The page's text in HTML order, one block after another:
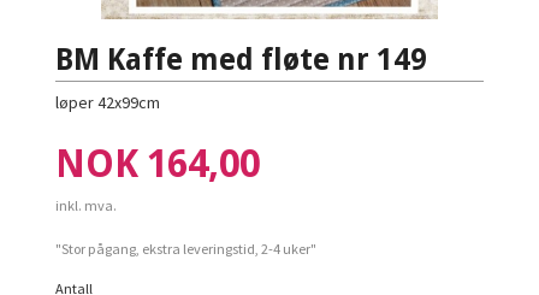
BM Kaffe med fløte nr 149
løper 42x99cm
Pris
NOK 164,00
inkl. mva.
"Stor pågang, ekstra leveringstid, 2-4 uker"
Antall